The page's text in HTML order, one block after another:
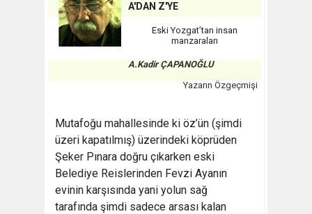
A'DAN Z'YE
Eski Yozgat’tan insan
manzaraları
A.Kadir ÇAPANOĞLU
Yazarın Özgeçmişi
Mutafoğu mahallesinde ki öz’ün (şimdi
üzeri kapatılmış) üzerindeki köprüden
Şeker Pınara doğru çıkarken eski
Belediye Reislerinden Fevzi Ayanın
evinin karşısında yani yolun sağ
tarafında şimdi sadece arsası kalan